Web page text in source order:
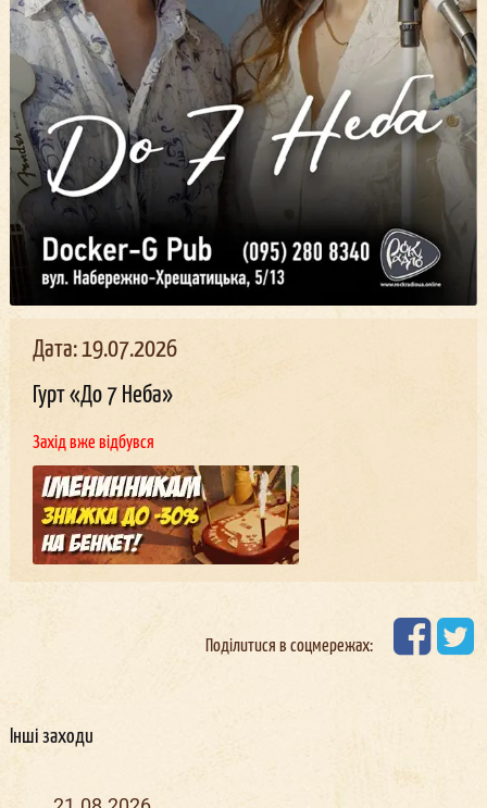
Дата: 19.07.2026
Гурт «До 7 Неба»
Захід вже відбувся
Поділитися в соцмережах:
Інші заходи